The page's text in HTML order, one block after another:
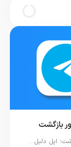
بازگشت
اپل دلیل…